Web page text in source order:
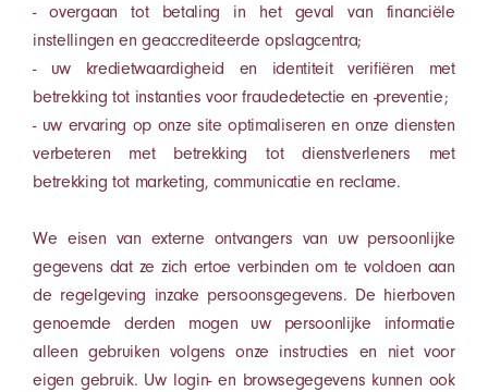
- overgaan tot betaling in het geval van financiële
instellingen en geaccrediteerde opslagcentra;
- uw kredietwaardigheid en identiteit verifiëren met
betrekking tot instanties voor fraudedetectie en -preventie;
- uw ervaring op onze site optimaliseren en onze diensten
verbeteren met betrekking tot dienstverleners met
betrekking tot marketing, communicatie en reclame.
We eisen van externe ontvangers van uw persoonlijke
gegevens dat ze zich ertoe verbinden om te voldoen aan
de regelgeving inzake persoonsgegevens. De hierboven
genoemde derden mogen uw persoonlijke informatie
alleen gebruiken volgens onze instructies en niet voor
eigen gebruik. Uw login- en browsegegevens kunnen ook